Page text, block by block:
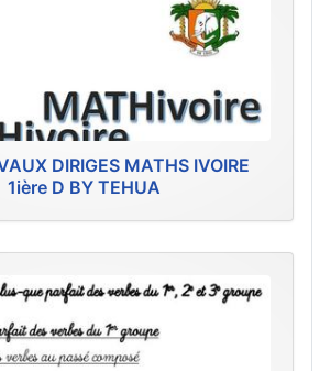
DIRIGES MATHS IVOIRE
1ière D BY TEHUA